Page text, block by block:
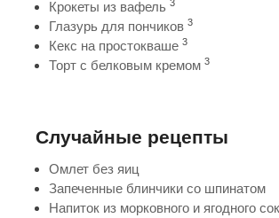
Крокеты из вафель 3
Глазурь для пончиков 3
Кекс на простокваше 3
Торт с белковым кремом 3
Случайные рецепты
Омлет без яиц
Запеченные блинчики со шпинатом
Напиток из морковного и ягодного